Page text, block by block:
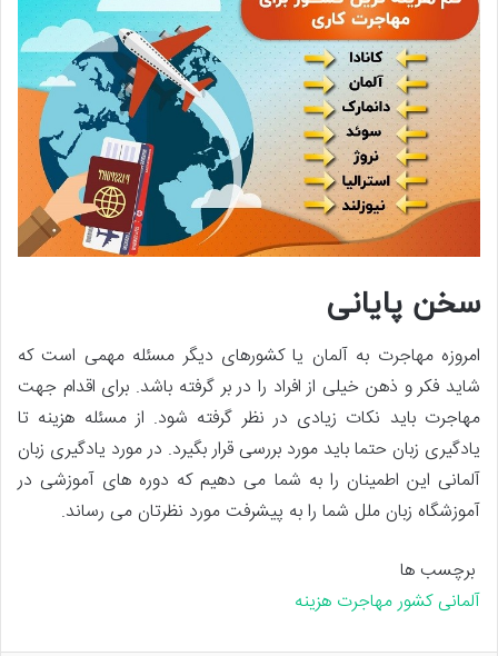
سخن پایانی
امروزه مهاجرت به آلمان یا کشورهای دیگر مسئله مهمی است که
شاید فکر و ذهن خیلی از افراد را در بر گرفته باشد. برای اقدام جهت
مهاجرت باید نکات زیادی در نظر گرفته شود. از مسئله هزینه‌ تا
یادگیری زبان حتما باید مورد بررسی قرار بگیرد. در مورد یادگیری زبان
آلمانی این اطمینان را به شما می دهیم که دوره های آموزشی در
آموزشگاه زبان ملل شما را به پیشرفت مورد نظرتان می رساند.
برچسب ها
آلمانی کشورمهاجرت هزینه